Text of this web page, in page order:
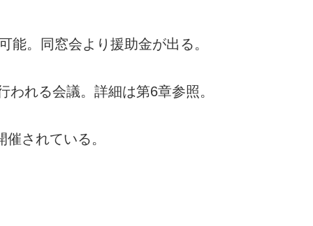
能。同窓会より援助金が出る。
れる会議。詳細は第6章参照。
されている。